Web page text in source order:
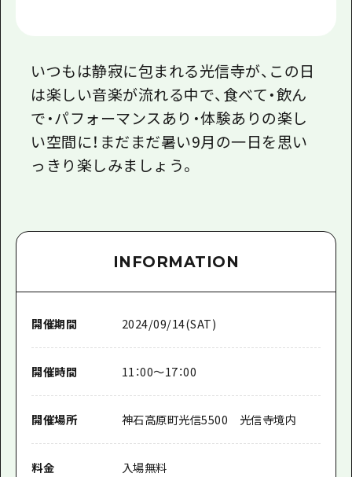
いつもは静寂に包まれる光信寺が、この日
は楽しい音楽が流れる中で、食べて・飲ん
で・パフォーマンスあり・体験ありの楽し
い空間に！まだまだ暑い9月の一日を思い
っきり楽しみましょう。
INFORMATION
開催期間 2024/09/14(SAT)
開催時間 11：00～17：00
開催場所 神石高原町光信5500 光信寺境内
料金 入場無料